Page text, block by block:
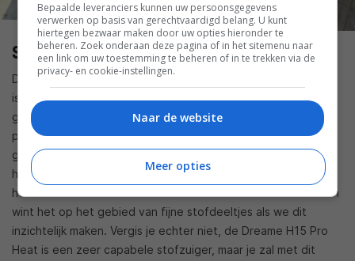
Stofzuigen en dweilen
De zuigkracht van de Dreame H15 Pro Heat is 22.000 Pa. Dat
is 4.000 Pa hoger dan de H14 Pro die we eerder dit jaar
getest hebben. Merk je het verschil in zuigkracht in de
praktijk? Nee, eigenlijk niet. De Dreame H14 Pro deed het
goed en dat is met deze H15 Pro Heat ook het geval. Gaat
het je alleen om het stofzuigen? Dan wint een goede Dyson
het wel van deze Dreame. Die is toch net even wat lichter en
wint het op het gebied van fijne stofdeeltjes als we dit
inzichtelijk maken. Vergis je echter niet, de Dreame H15 Pro
Heat is een zeer capabele stofzuiger, maar je zal met dit
Bepaalde leveranciers kunnen uw persoonsgegevens
verwerken op basis van gerechtvaardigd belang. U kunt
hiertegen bezwaar maken door uw opties hieronder te
beheren. Zoek onderaan deze pagina of in het sitemenu naar
een link om uw toestemming te beheren of in te trekken via de
privacy- en cookie-instellingen.
Naar de website
Meer opties